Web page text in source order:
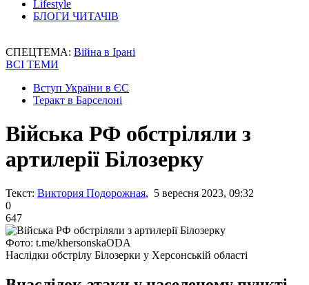
Lifestyle
БЛОГИ ЧИТАЧІВ
СПЕЦТЕМА: Війна в Ірані
ВСІ ТЕМИ
Вступ України в ЄС
Теракт в Барселоні
Війська РФ обстріляли з
артилерії Білозерку
Текст: Виктория Подорожная, 5 вересня 2023, 09:32
0
647
Фото: t.me/khersonskaODA
Наслідки обстрілу Білозерки у Херсонській області